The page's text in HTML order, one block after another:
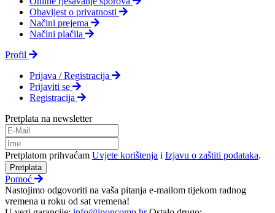
Obavijest o privatnosti
Načini prejema
Načini plačila
Profil
Prijava / Registracija
Prijaviti se
Registracija
Pretplata na newsletter
Pretplatom prihvaćam Uvjete korištenja i Izjavu o zaštiti podataka.
Pretplata
Pomoć
Nastojimo odgovoriti na vaša pitanja e-mailom tijekom radnog
vremena u roku od sat vremena!